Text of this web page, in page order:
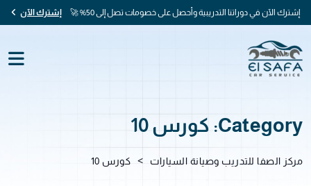
إشترك الآن في دوراتنا التدريبية وأحصل على خصومات تصل إلى 50% 🚀 إشترك الآن
Category: كورس 10
مركز الصفا للتدريب وصيانة السيارات > كورس 10